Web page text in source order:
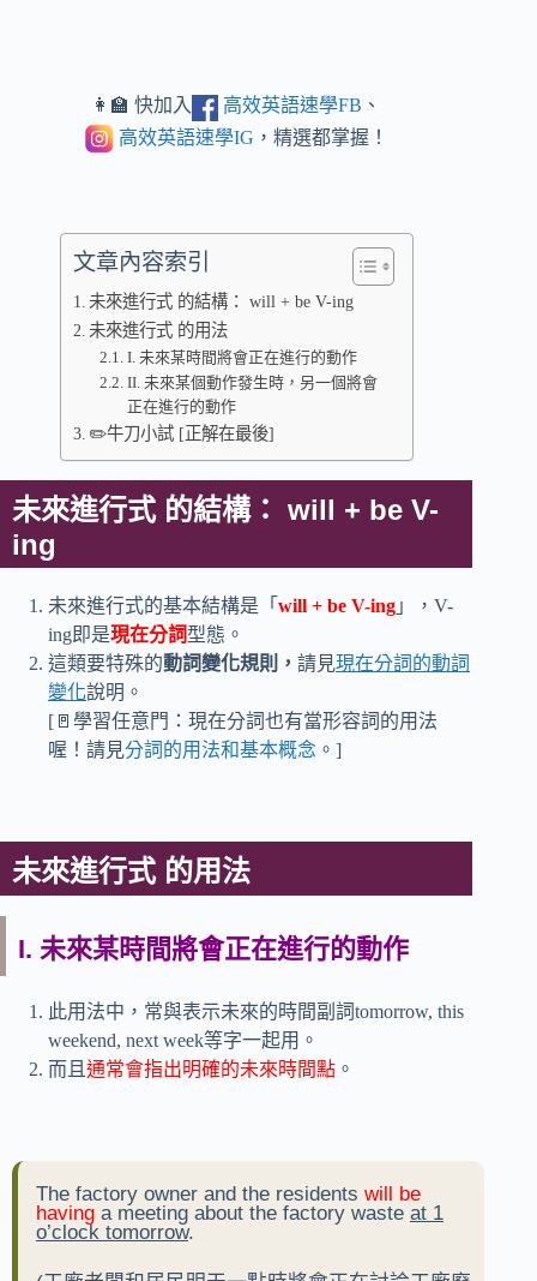
👩‍🏫 快加入 高效英語速學FB 、
高效英語速學IG ，精選都掌握！
文章內容索引
未來進行式 的結構： will + be V-ing
未來進行式 的用法
I. 未來某時間將會正在進行的動作
II. 未來某個動作發生時，另一個將會
正在進行的動作
✏️牛刀小試 [正解在最後]
未來進行式 的結構： will + be V-
ing
未來進行式的基本結構是「 will + be V-ing 」，V-
ing即是現在分詞型態。
這類要特殊的動詞變化規則， 請見現在分詞的動詞
變化說明。
[🚪學習任意門：現在分詞也有當形容詞的用法
喔！請見分詞的用法和基本概念 。]
未來進行式 的用法
I. 未來某時間將會正在進行的動作
此用法中，常與表示未來的時間副詞tomorrow, this
weekend, next week等字一起用。
而且 通常會指出明確的未來時間點 。
The factory owner and the residents will be
having a meeting about the factory waste at 1
o’clock tomorrow.